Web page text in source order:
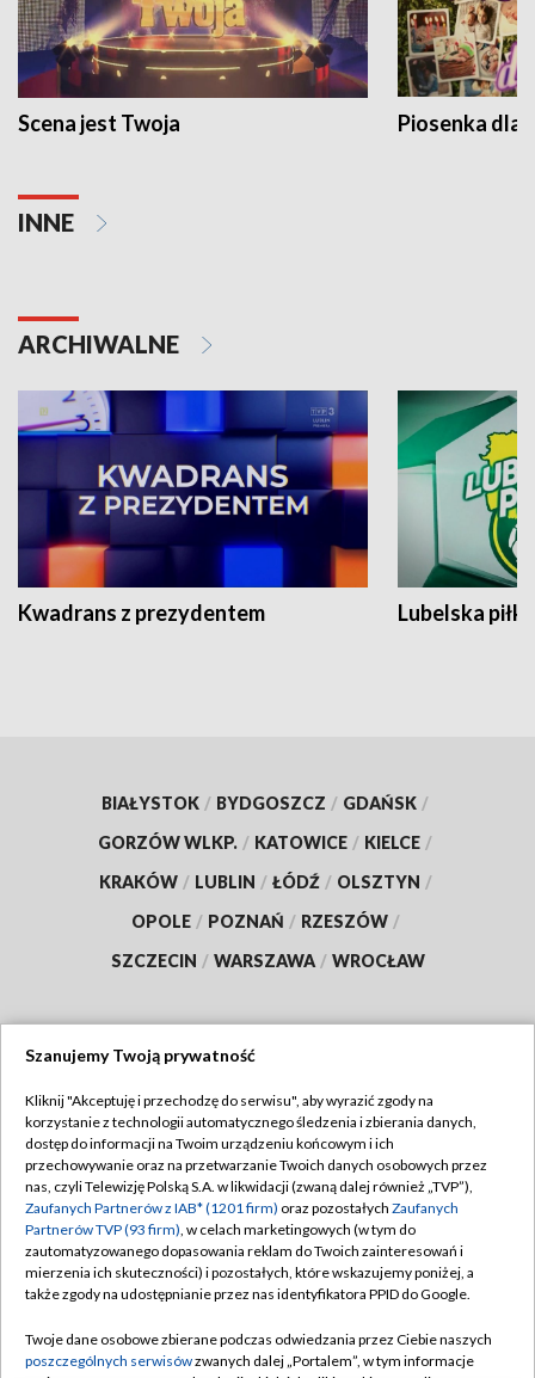
Scena jest Twoja Piosenka dla
INNE
ARCHIWALNE
Kwadrans z prezydentem Lubelska piłka
BIAŁYSTOK / BYDGOSZCZ / GDAŃSK /
GORZÓW WLKP. / KATOWICE / KIELCE /
KRAKÓW / LUBLIN / ŁÓDŹ / OLSZTYN /
OPOLE / POZNAŃ / RZESZÓW /
SZCZECIN / WARSZAWA / WROCŁAW
TVP
Abonament TVP
Emisja w TVP
Centrum informacji TVP
Naziemna Telewizja Cyfrowa
Rada Programowa
Regulamin TVP
Polityka prywatności
Moje zgody
Pomoc
Kontakt
Szanujemy Twoją prywatność
Kliknij "Akceptuję i przechodzę do serwisu", aby wyrazić zgody na
korzystanie z technologii automatycznego śledzenia i zbierania danych,
dostęp do informacji na Twoim urządzeniu końcowym i ich
przechowywanie oraz na przetwarzanie Twoich danych osobowych przez
nas, czyli Telewizję Polską S.A. w likwidacji (zwaną dalej również „TVP”),
Zaufanych Partnerów z IAB* (1201 firm) oraz pozostałych Zaufanych
Partnerów TVP (93 firm), w celach marketingowych (w tym do
zautomatyzowanego dopasowania reklam do Twoich zainteresowań i
mierzenia ich skuteczności) i pozostałych, które wskazujemy poniżej, a
także zgody na udostępnianie przez nas identyfikatora PPID do Google.
Twoje dane osobowe zbierane podczas odwiedzania przez Ciebie naszych
poszczególnych serwisówzwanych dalej „Portalem”, w tym informacje